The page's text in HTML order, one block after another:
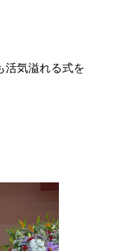
活気溢れる式を